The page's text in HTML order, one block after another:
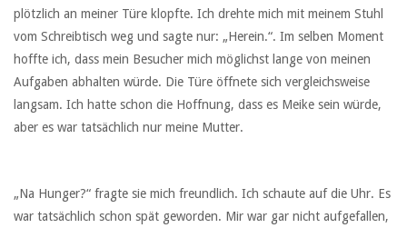
plötzlich an meiner Türe klopfte. Ich drehte mich mit meinem Stuhl
vom Schreibtisch weg und sagte nur: „Herein.“. Im selben Moment
hoffte ich, dass mein Besucher mich möglichst lange von meinen
Aufgaben abhalten würde. Die Türe öffnete sich vergleichsweise
langsam. Ich hatte schon die Hoffnung, dass es Meike sein würde,
aber es war tatsächlich nur meine Mutter.
„Na Hunger?“ fragte sie mich freundlich. Ich schaute auf die Uhr. Es
war tatsächlich schon spät geworden. Mir war gar nicht aufgefallen,